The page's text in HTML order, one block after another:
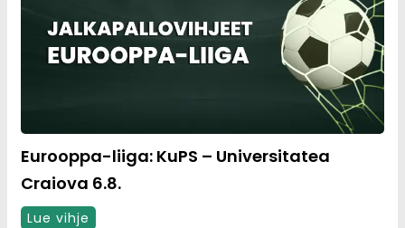
Eurooppa-liiga: KuPS – Universitatea
Craiova 6.8.
Lue vihje